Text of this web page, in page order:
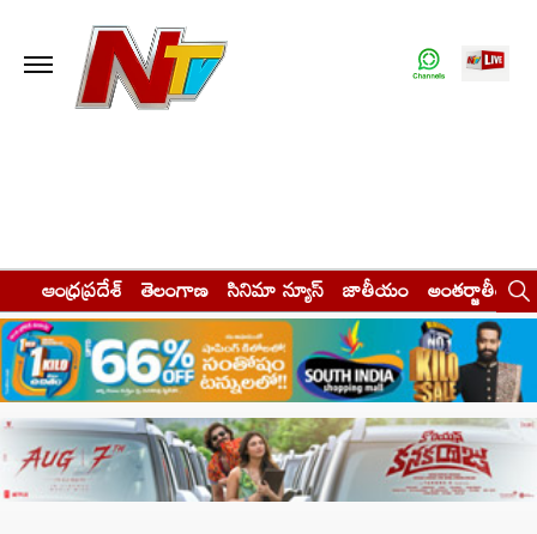
ఆంధ్రప్రదేశ్ తెలంగాణ సినిమా న్యూస్ జాతీయం అంతర్జాతీయం